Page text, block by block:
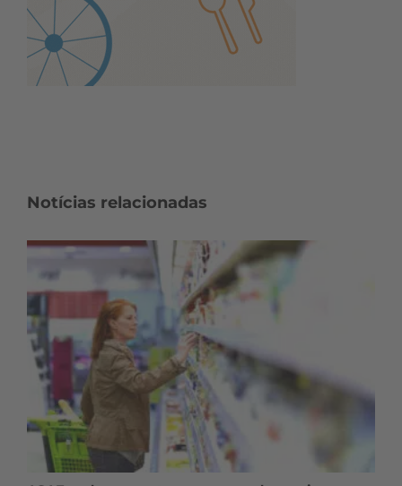
Notícias relacionadas